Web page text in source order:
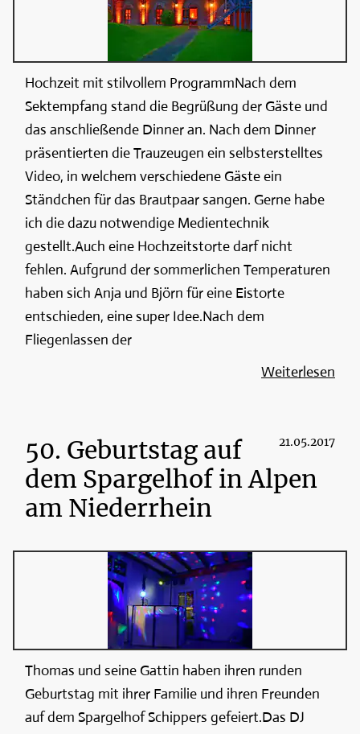
Hochzeit mit stilvollem ProgrammNach dem
Sektempfang stand die Begrüßung der Gäste und
das anschließende Dinner an. Nach dem Dinner
präsentierten die Trauzeugen ein selbsterstelltes
Video, in welchem verschiedene Gäste ein
Ständchen für das Brautpaar sangen. Gerne habe
ich die dazu notwendige Medientechnik
gestellt.Auch eine Hochzeitstorte darf nicht
fehlen. Aufgrund der sommerlichen Temperaturen
haben sich Anja und Björn für eine Eistorte
entschieden, eine super Idee.Nach dem
Fliegenlassen der
Weiterlesen
21.05.2017
50. Geburtstag auf
dem Spargelhof in Alpen
am Niederrhein
Thomas und seine Gattin haben ihren runden
Geburtstag mit ihrer Familie und ihren Freunden
auf dem Spargelhof Schippers gefeiert.Das DJ